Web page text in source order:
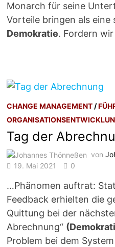
Monarch für seine
Vorteile bringen als
Demokratie. Fordern
CHANGE MANAGEMENT /
Tag der
von
19. Mai 2021
0
…Phänomen auftrat:
Feedback erhielten die
Quittung bei der
Abrechnung“
Problem bei dem